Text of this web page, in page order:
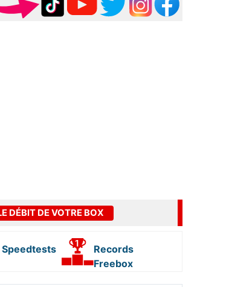
DÉBIT DE VOTRE BOX
Speedtests
Records
Freebox